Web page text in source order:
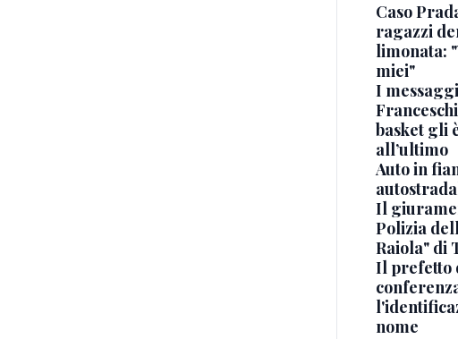
Caso
ragazzi
limonata:
miei"
I
basket gli
all’ultimo
Auto in
Il
Polizia
Raiola" di
Il prefetto
nome